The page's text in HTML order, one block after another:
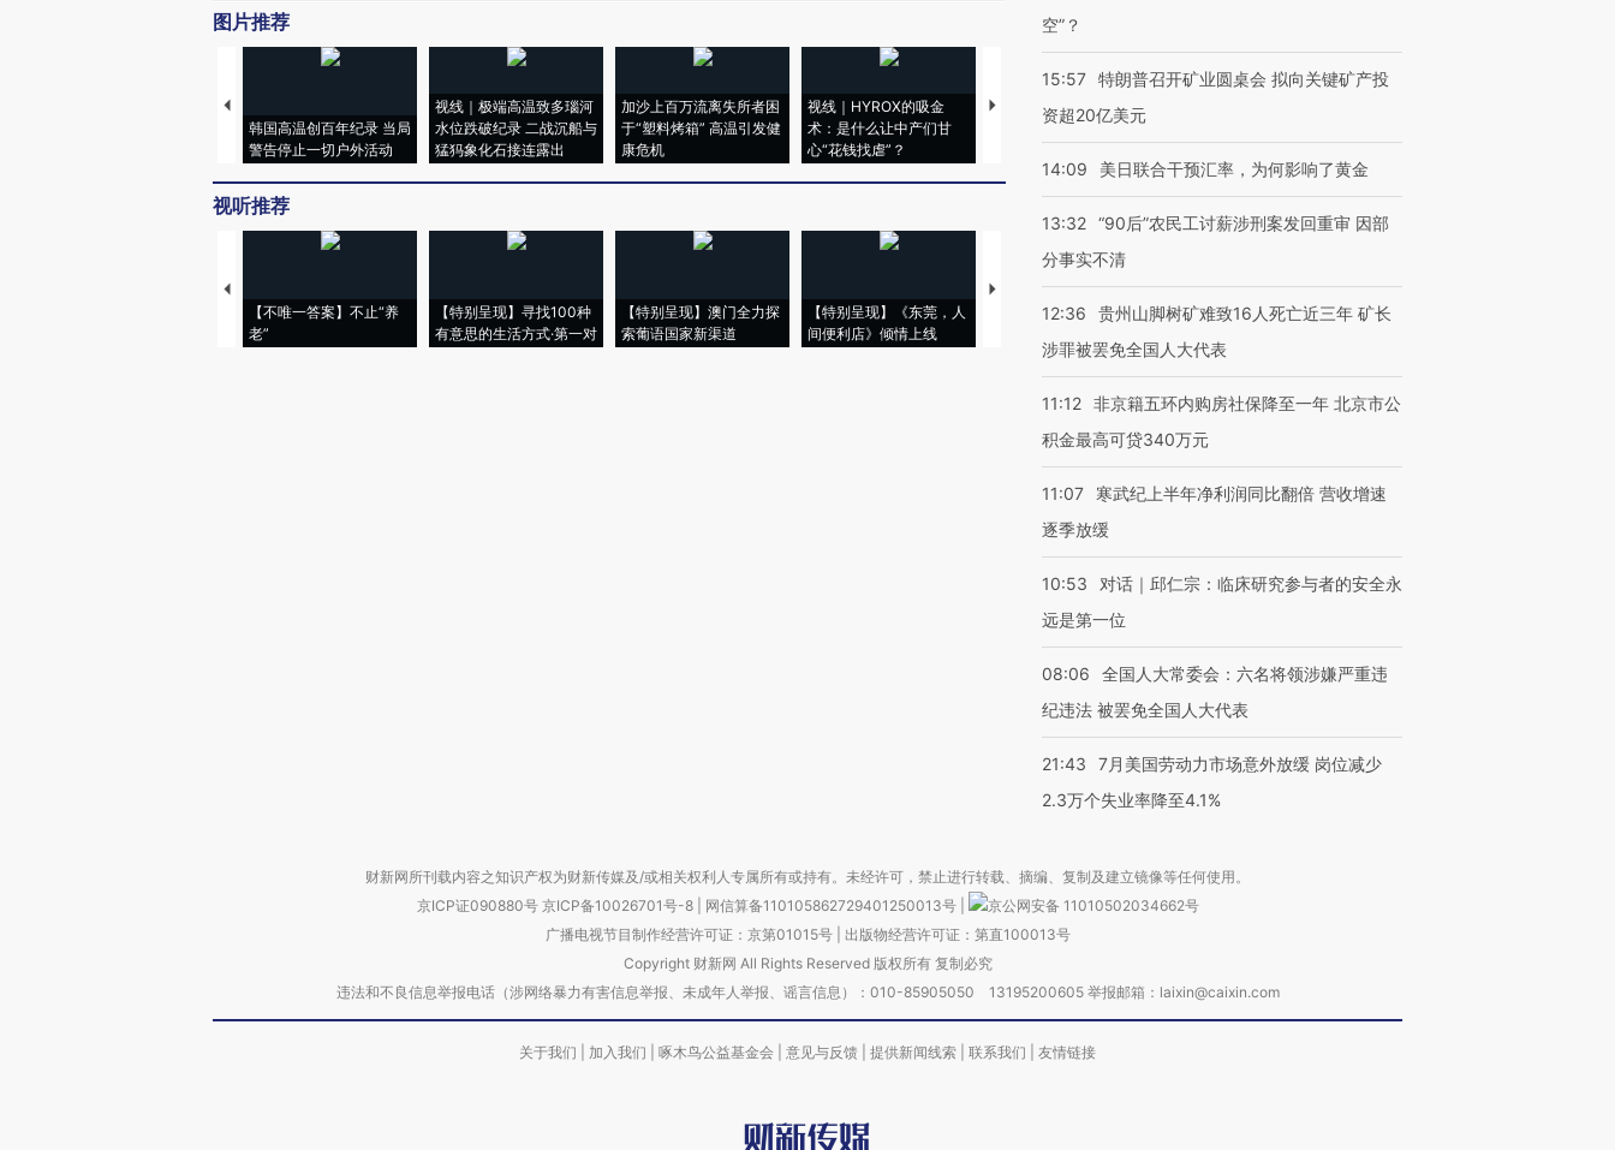
图片推荐
韩国高温创百年纪录 当局
警告停止一切户外活动
视线｜极端高温致多瑙河
水位跌破纪录 二战沉船与
猛犸象化石接连露出
加沙上百万流离失所者困
于“塑料烤箱” 高温引发健
康危机
视线｜HYROX的吸金
术：是什么让中产们甘
心“花钱找虐”？
马航飞行员跨国走私7万
粒摇头丸 尿检体内含3种
视听推荐
【不唯一答案】不止“养
老”
【特别呈现】寻找100种
有意思的生活方式·第一对
【特别呈现】澳门全力探
索葡语国家新渠道
【特别呈现】《东莞，人
间便利店》倾情上线
【推广】走进第四届链博
会，让数智科技“链”接产
【特别呈现】寻找100种
【商旅对话】华住集团
CFO：不靠规模取胜，华
空”？
15:57 特朗普召开矿业圆桌会 拟向关键矿产投
资超20亿美元
14:09 美日联合干预汇率，为何影响了黄金
13:32 “90后”农民工讨薪涉刑案发回重审 因部
分事实不清
12:36
贵州山脚树矿难致16人死亡近三年 矿长
涉罪被罢免全国人大代表
11:12 非京籍五环内购房社保降至一年 北京市公
积金最高可贷340万元
11:07
寒武纪上半年净利润同比翻倍 营收增速
逐季放缓
10:53
对话｜邱仁宗：临床研究参与者的安全永
远是第一位
08:06
全国人大常委会：六名将领涉嫌严重违
纪违法 被罢免全国人大代表
21:43
7月美国劳动力市场意外放缓 岗位减少
2.3万个失业率降至4.1%
财新网所刊载内容之知识产权为财新传媒及/或相关权利人专属所有或持有。未经许可，禁止进行转载、摘编、复制及建立镜像等任何使用。
京ICP证090880号 京ICP备10026701号-8 网信算备110105862729401250013号
京公网安备 11010502034662号
广播电视节目制作经营许可证：京第01015号| 出版物经营许可证：第直100013号
Copyright 财新网 All Rights Reserved 版权所有 复制必究
违法和不良信息举报电话（涉网络暴力有害信息举报、未成年人举报、谣言信息）：010-85905050 13195200605 举报邮箱：laixin@caixin.com
关于我们 加入我们 啄木鸟公益基金会 意见与反馈 提供新闻线索 联系我们 友情链接